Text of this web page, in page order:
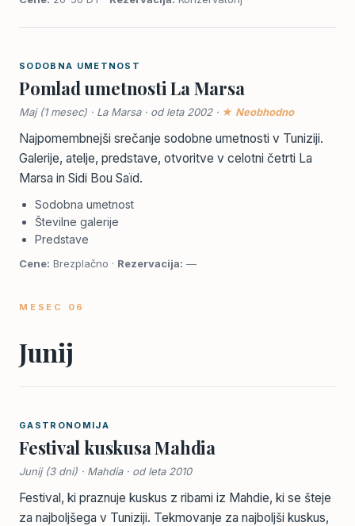
SODOBNA UMETNOST
Pomlad umetnosti La Marsa
Maj (1 mesec) · La Marsa · od leta 2002 · ★ Neobhodno
Najpomembnejši srečanje sodobne umetnosti v Tuniziji.
Galerije, atelje, predstave, otvoritve v celotni četrti La
Marsa in Sidi Bou Saïd.
Sodobna umetnost
Številne galerije
Predstave
Cene: Brezplačno · Rezervacija: —
MESEC 06
Junij
GASTRONOMIJA
Festival kuskusa Mahdia
Junij (3 dni) · Mahdia · od leta 2010
Festival, ki praznuje kuskus z ribami iz Mahdie, ki se šteje
za najboljšega v Tuniziji. Tekmovanje za najboljši kuskus,